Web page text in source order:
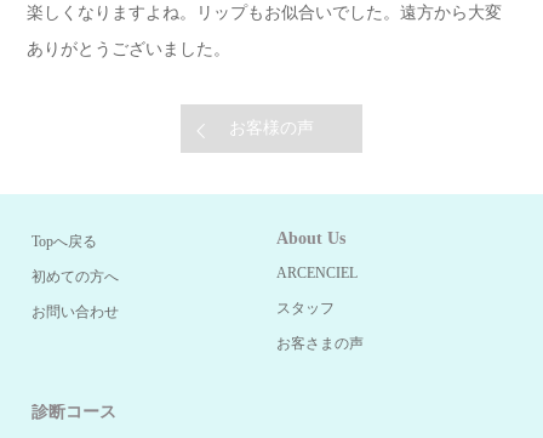
楽しくなりますよね。リップもお似合いでした。遠方から大変
ありがとうございました。
お客様の声
Topへ戻る
初めての方へ
お問い合わせ
About Us
ARCENCIEL
スタッフ
お客さまの声
診断コース